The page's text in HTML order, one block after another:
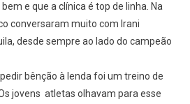
e que a clínica é top de linha. Na
conversaram muito com Irani
desde sempre ao lado do campeão
bênção à lenda foi um treino de
jovens atletas olhavam para esse